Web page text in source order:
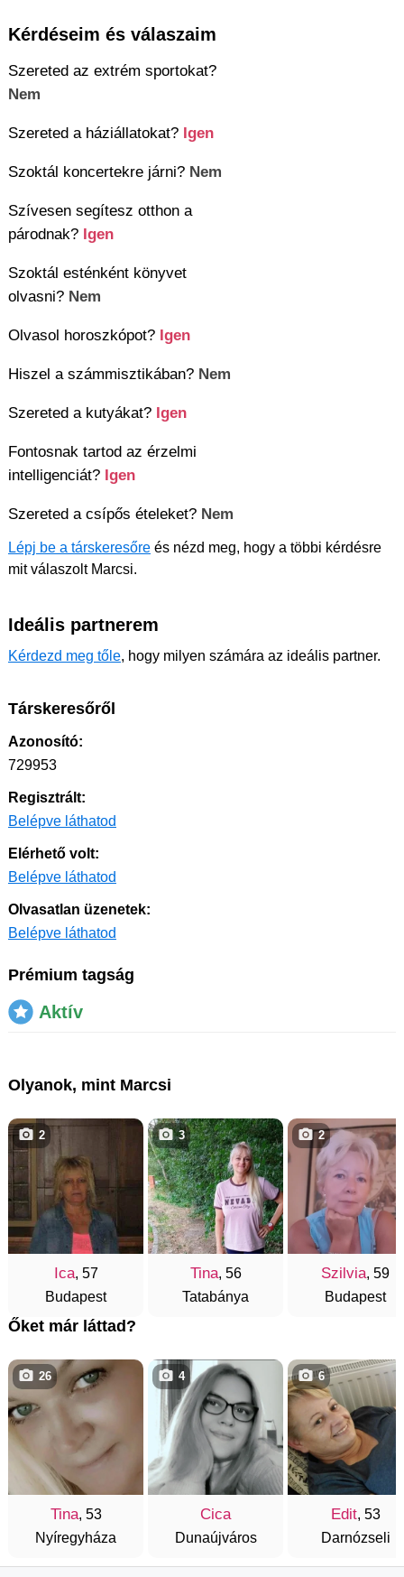
Kérdéseim és válaszaim
Szereted az extrém sportokat?
Nem
Szereted a háziállatokat? Igen
Szoktál koncertekre járni? Nem
Szívesen segítesz otthon a
párodnak? Igen
Szoktál esténként könyvet
olvasni? Nem
Olvasol horoszkópot? Igen
Hiszel a számmisztikában? Nem
Szereted a kutyákat? Igen
Fontosnak tartod az érzelmi
intelligenciát? Igen
Szereted a csípős ételeket? Nem
Lépj be a társkeresőre és nézd meg, hogy a többi kérdésre
mit válaszolt Marcsi.
Ideális partnerem
Kérdezd meg tőle, hogy milyen számára az ideális partner.
Társkeresőről
Azonosító:
729953
Regisztrált:
Belépve láthatod
Elérhető volt:
Belépve láthatod
Olvasatlan üzenetek:
Belépve láthatod
Prémium tagság
Aktív
Olyanok, mint Marcsi
Ica, 57
Budapest
2
Tina, 56
Tatabánya
3
Szilvia, 59
Budapest
2
Őket már láttad?
Tina, 53
Nyíregyháza
26
Cica
Dunaújváros
4
Edit, 53
Darnózseli
6